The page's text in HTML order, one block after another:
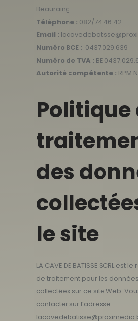
Beauraing
Téléphone : 082/74.46.42
Email :
Numéro BCE : 0437.029.639
Numéro de TVA : BE
Autorité compétente : RPM
Politique
des
le site
LA CAVE DE BATISSE SCRL est
de traitement pour les
collectées sur ce site Web.
contacter sur l’adresse